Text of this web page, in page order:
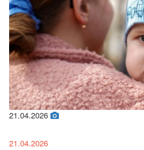
21.04.2026
21.04.2026